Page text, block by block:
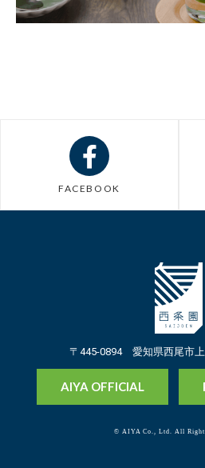
FACEBOOK
〒445-0894 愛知県西尾市
AIYA OFFICIAL
© AIYA Co., Ltd. All